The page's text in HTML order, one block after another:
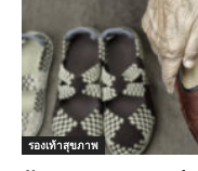
รองเท้าสุขภาพ